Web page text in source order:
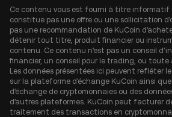
Ce contenu vous est fourni à titre informatif
constitue pas une offre ou une sollicitation
pas une recommandation de KuCoin
détenir tout titre, produit financier ou
contenu. Ce contenu n'est pas un conseil
financier, un conseil pour le trading, ou toute
Les données présentées ici peuvent refléter
sur la plateforme d'échange KuCoin ainsi
d'échange de cryptomonnaies ou des
d'autres plateformes. KuCoin peut facturer
traitement des transactions en